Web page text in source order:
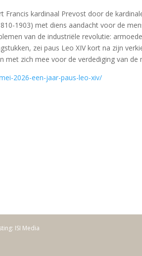
Francis kardinaal Prevost door de
1903) met diens aandacht voor de
van de industriële revolutie:
zei paus Leo XIV kort na zijn
met zich mee voor de verdediging van
2026-een-jaar-paus-leo-xiv/
ISI Media